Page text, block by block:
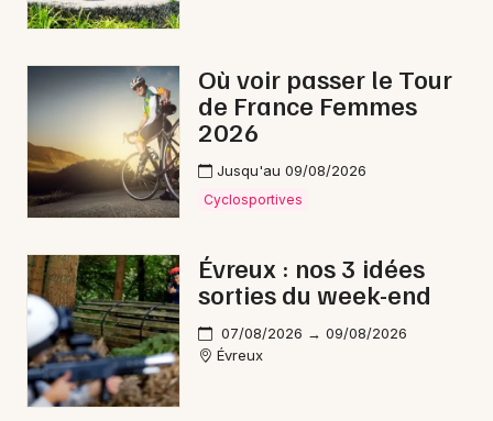
Sorties & loisirs
Nuit des Musées en Haute-Normandie
Nuit des Musées en Normandie
Newsletter des sorties
Artistes en tournée
Toutes les villes
Où voir passer le Tour
de France Femmes
2026
Jusqu'au 09/08/2026
Cyclosportives
Évreux : nos 3 idées
sorties du week-end
07/08/2026 → 09/08/2026
Évreux